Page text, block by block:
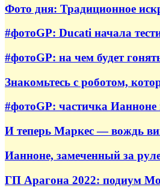
Фото дня: Традиционное
#фотоGP: Ducati начала
#фотоGP: на чем будет
Знакомьтесь с роботом,
#фотоGP: частичка
И теперь Маркес — вождь
Ианноне, замеченный за
ГП Арагона 2022: подиум